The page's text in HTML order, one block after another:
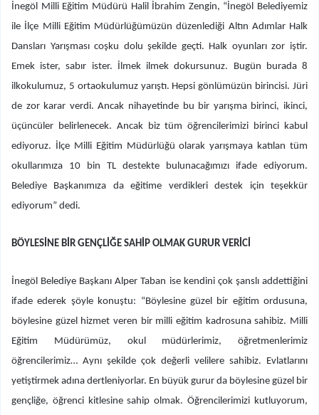
İnegöl Milli Eğitim Müdürü Halil İbrahim Zengin, “İnegöl Belediyemiz
ile İlçe Milli Eğitim Müdürlüğümüzün düzenlediği Altın Adımlar Halk
Dansları Yarışması coşku dolu şekilde geçti. Halk oyunları zor iştir.
Emek ister, sabır ister. İlmek ilmek dokursunuz. Bugün burada 8
ilkokulumuz, 5 ortaokulumuz yarıştı. Hepsi gönlümüzün birincisi. Jüri
de zor karar verdi. Ancak nihayetinde bu bir yarışma birinci, ikinci,
üçüncüler belirlenecek. Ancak biz tüm öğrencilerimizi birinci kabul
ediyoruz. İlçe Milli Eğitim Müdürlüğü olarak yarışmaya katılan tüm
okullarımıza 10 bin TL destekte bulunacağımızı ifade ediyorum.
Belediye Başkanımıza da eğitime verdikleri destek için teşekkür
ediyorum” dedi.
BÖYLESİNE BİR GENÇLİĞE SAHİP OLMAK GURUR VERİCİ
İnegöl Belediye Başkanı Alper Taban ise kendini çok şanslı addettiğini
ifade ederek şöyle konuştu: “Böylesine güzel bir eğitim ordusuna,
böylesine güzel hizmet veren bir milli eğitim kadrosuna sahibiz. Milli
Eğitim Müdürümüz, okul müdürlerimiz, öğretmenlerimiz
öğrencilerimiz… Aynı şekilde çok değerli velilere sahibiz. Evlatlarını
yetiştirmek adına dertleniyorlar. En büyük gurur da böylesine güzel bir
gençliğe, öğrenci kitlesine sahip olmak. Öğrencilerimizi kutluyorum,